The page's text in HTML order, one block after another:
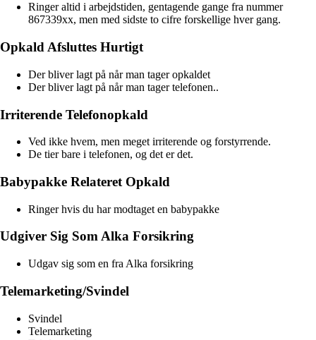
Ringer altid i arbejdstiden, gentagende gange fra nummer
867339xx, men med sidste to cifre forskellige hver gang.
Opkald Afsluttes Hurtigt
Der bliver lagt på når man tager opkaldet
Der bliver lagt på når man tager telefonen..
Irriterende Telefonopkald
Ved ikke hvem, men meget irriterende og forstyrrende.
De tier bare i telefonen, og det er det.
Babypakke Relateret Opkald
Ringer hvis du har modtaget en babypakke
Udgiver Sig Som Alka Forsikring
Udgav sig som en fra Alka forsikring
Telemarketing/Svindel
Svindel
Telemarketing